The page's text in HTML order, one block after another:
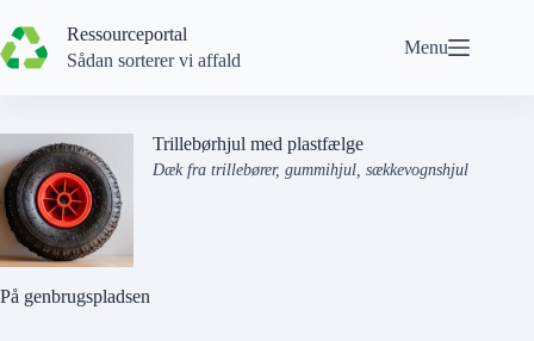
til
indhold
Ressourceportal
Sådan sorterer vi affald
Menu
Trillebørhjul med plastfælge
Dæk fra trillebører, gummihjul, sækkevognshjul
På genbrugspladsen